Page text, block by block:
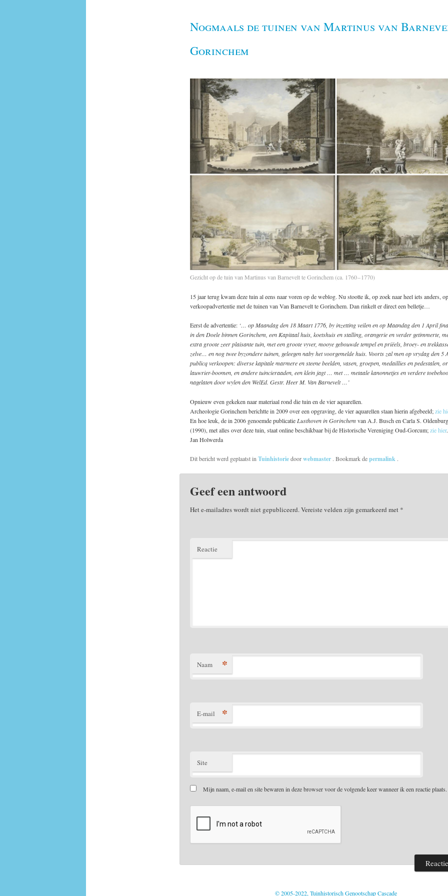
Nogmaals de tuinen van Martinus van
Gorinchem
Gezicht op de tuin van Martinus van Barnevelt te Gorinchem (ca. 1760 – 1770)
15 jaar terug kwam deze tuin al eens naar voren op de weblog. Nu stootte ik, op zoek naar heel iets anders,
verkoopadvertentie met de tuinen van Van Barnevelt te Gorinchem. Dan rinkelt er direct een belletje…
Eerst de advertentie: ‘… op Maandag den 18 Maart 1776, by inzetting veilen en op Maandag den 1 April
in den Doele binnen Gorinchem, een Kapitaal huis, koetshuis en stalling, orangerie en verder getimmerte,
extra groote zeer plaisante tuin, met een groote vyver, mooye gebouwde tempel en priëels, broey- en
zelve… en nog twee byzondere tuinen, geleegen naby het voorgemelde huis. Voorts zal men op vrydag den 5
publicq verkoopen: diverse kapitale marmere en steene beelden, vasen, groepen, medaillies en pedestalen,
lauwrier-boomen, en andere tuincieraaden, een klein jagt … met … metaale kanonnetjes en verdere
nagelaten door wylen den WelEd. Gestr. Heer M. Van Barnevelt …’
Opnieuw even gekeken naar materiaal rond die tuin en de vier aquarellen.
Archeologie Gorinchem berichtte in 2009 over een opgraving, de vier aquarellen staan hierin afgebeeld;zie
En hoe leuk, de in 2006 genoemde publicatie Lusthoven in Gorinchemvan A.J. Busch en Carla S.
(1990), met alles over deze tuin, staat online beschikbaar bij de Historische Vereniging Oud-Gorcum;zie hier.
Jan Holwerda
Dit bericht werd geplaatst inTuinhistoriedoorwebmaster . Bookmark depermalink .
Geef een antwoord
Het e-mailadres wordt niet gepubliceerd.Vereiste velden zijn gemarkeerd met *
Reactie
Naam *
E-mail *
Site
Mijn naam, e-mail en site bewaren in deze browser voor de volgende keer wanneer ik een reactie plaats.
© 2005-2022, Tuinhistorisch Genootschap Cascade